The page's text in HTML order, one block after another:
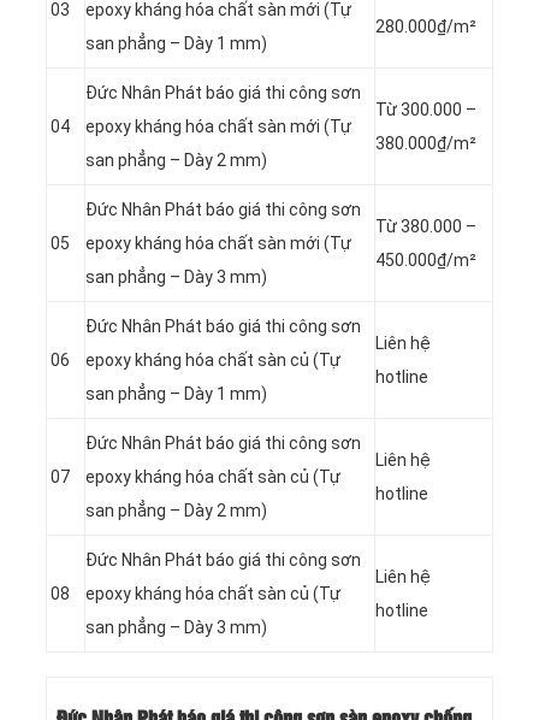
03
epoxy kháng hóa chất sàn mới (Tự
san phẳng – Dày 1 mm)
280.000₫/m²
04
Đức Nhân Phát báo giá thi công sơn
epoxy kháng hóa chất sàn mới (Tự
san phẳng – Dày 2 mm)
Từ 300.000 –
380.000₫/m²
05
Đức Nhân Phát báo giá thi công sơn
epoxy kháng hóa chất sàn mới (Tự
san phẳng – Dày 3 mm)
Từ 380.000 –
450.000₫/m²
06
Đức Nhân Phát báo giá thi công sơn
epoxy kháng hóa chất sàn củ (Tự
san phẳng – Dày 1 mm)
Liên hệ
hotline
07
Đức Nhân Phát báo giá thi công sơn
epoxy kháng hóa chất sàn củ (Tự
san phẳng – Dày 2 mm)
Liên hệ
hotline
08
Đức Nhân Phát báo giá thi công sơn
epoxy kháng hóa chất sàn củ (Tự
san phẳng – Dày 3 mm)
Liên hệ
hotline